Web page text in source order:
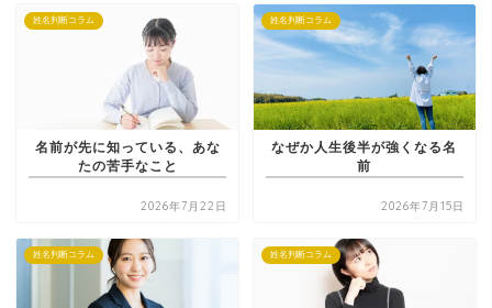
姓名判断コラム
名前が先に知っている、あな
たの苦手なこと
2026年7月22日
姓名判断コラム
なぜか人生後半が強くなる名
前
2026年7月15日
姓名判断コラム 姓名判断コラム